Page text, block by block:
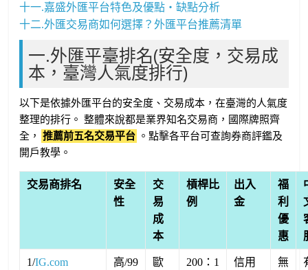
十一.嘉盛外匯平台特色及優點・缺點分析
十二.外匯交易商如何選擇？外匯平台推薦清單
一.外匯平臺排名(安全度，交易成
本，臺灣人氣度排行)
以下是依據外匯平台的安全度、交易成本，在臺灣的人氣度
整理的排行。 整體來說都是業界知名交易商，國際牌照齊
全，
推薦前五名交易平台 。點擊各平台可查詢券商評鑑及
開戶教學。
交易商排名
安全
性
交
易
成
本
槓桿比
例
出入
金
福
利
優
惠
1/IG.com
高/99
歐
200：1
信用
無